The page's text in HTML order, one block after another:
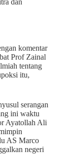
dan
komentar
Prof Zainal
tentang
itu,
serangan
ini waktu
Ayatollah Ali
AS Marco
negeri